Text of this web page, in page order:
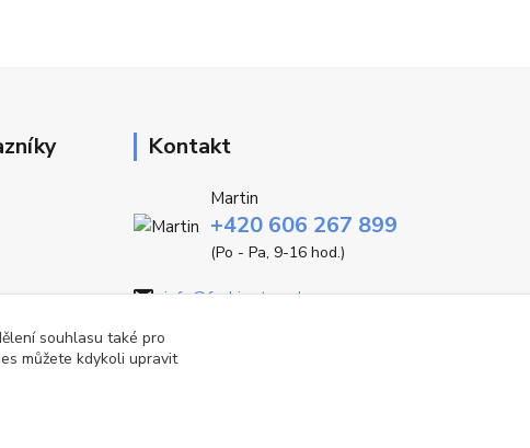
Kontakt
Martin
+420 606 267 899
(Po - Pa, 9-16 hod.)
info@fashiontrend.cz
souhlasu také pro
můžete kdykoli upravit